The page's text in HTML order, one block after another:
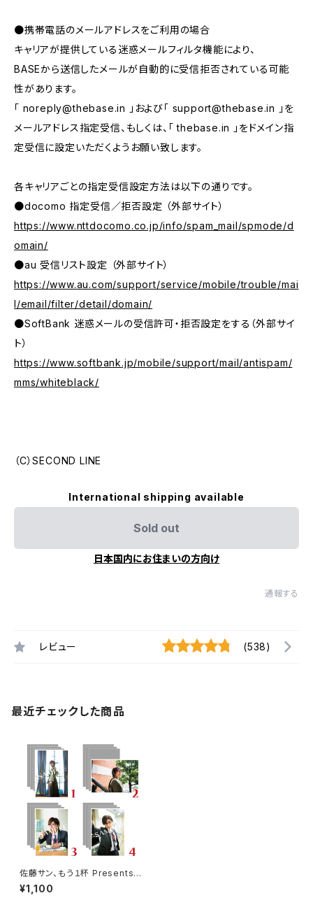
●携帯電話のメールアドレスをご利用の場合
キャリアが提供している迷惑メールフィルタ機能により、
BASEから送信したメールが自動的に受信拒否されている可能
性があります。
「 noreply@thebase.in 」および「 support@thebase.in
」を
メールアドレス指定受信、もしくは、「 thebase.in 」をドメイン指
定受信に設定いただくようお願い致します。
各キャリアごとの指定受信設定方法は以下の通りです。
●docomo 指定受信／拒否設定 （外部サイト）
https://www.nttdocomo.co.jp/info/spam_mail/spmode/d
omain/
●au 受信リスト設定 （外部サイト）
https://www.au.com/support/service/mobile/trouble/mai
l/email/filter/detail/domain/
●SoftBank 迷惑メールの受信許可・拒否設定をする（外部サイ
ト）
https://www.softbank.jp/mobile/support/mail/antispam/
mms/whiteblack/
（C）SECOND LINE
International shipping available
Sold out
日本国内にお住まいの方向け
通報する
レビュー (538)
最近チェックした商品
佐藤サン、もう１杯 Presents
佐藤拓也クリスマスイベント 20
19 ブロマイド ※ランダム販売
¥1,100